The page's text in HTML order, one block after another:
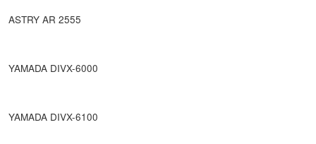
ASTRY AR 2555
YAMADA DIVX-6000
YAMADA DIVX-6100